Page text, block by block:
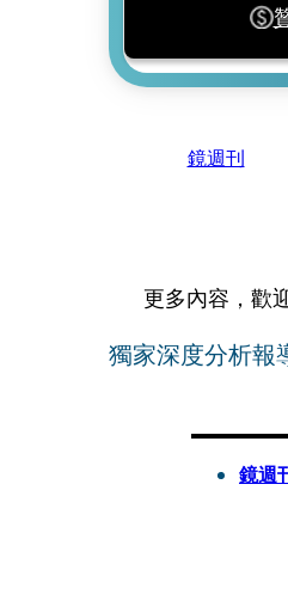
鏡週刊
更多內容，歡
獨家深度分析報
鏡週